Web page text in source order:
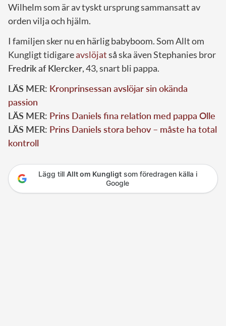
Wilhelm som är av tyskt ursprung sammansatt av
orden vilja och hjälm.
I familjen sker nu en härlig babyboom. Som Allt om
Kungligt tidigareavslöjatså ska även Stephanies bror
Fredrik af Klercker, 43, snart bli pappa.
LÄS MER: Kronprinsessan avslöjar sin okända
passion
LÄS MER: Prins Daniels fina relation med pappa Olle
LÄS MER: Prins Daniels stora behov – måste ha total
kontroll
Lägg till Allt om Kungligtsom föredragen källa i
Google